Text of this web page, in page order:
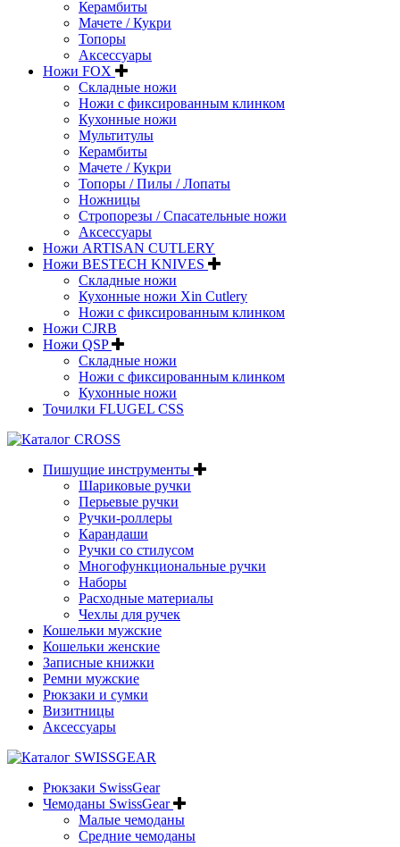
Керамбиты
Мачете / Кукри
Топоры
Аксессуары
Ножи FOX
Складные ножи
Ножи с фиксированным клинком
Кухонные ножи
Мультитулы
Керамбиты
Мачете / Кукри
Топоры / Пилы / Лопаты
Ножницы
Стропорезы / Спасательные ножи
Аксессуары
Ножи ARTISAN CUTLERY
Ножи BESTECH KNIVES
Складные ножи
Кухонные ножи Xin Cutlery
Ножи с фиксированным клинком
Ножи CJRB
Ножи QSP
Складные ножи
Ножи с фиксированным клинком
Кухонные ножи
Точилки FLUGEL CSS
Пишущие инструменты
Шариковые ручки
Перьевые ручки
Ручки-роллеры
Карандаши
Ручки со стилусом
Многофункциональные ручки
Наборы
Расходные материалы
Чехлы для ручек
Кошельки мужские
Кошельки женские
Записные книжки
Ремни мужские
Рюкзаки и сумки
Визитницы
Аксессуары
Рюкзаки SwissGear
Чемоданы SwissGear
Малые чемоданы
Средние чемоданы